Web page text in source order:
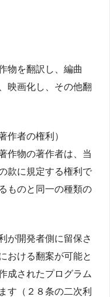
を翻訳し、編曲
映画化し、その他翻
作者の権利）
物の著作者は、当
款に規定する権利で
ものと同一の種類の
が開発者側に留保さ
おける翻案が可能と
成されたプログラム
す（２８条の二次利